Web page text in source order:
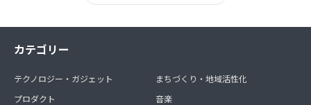
カテゴリー
テクノロジー・ガジェット
プロダクト
まちづくり・地域活性化
音楽